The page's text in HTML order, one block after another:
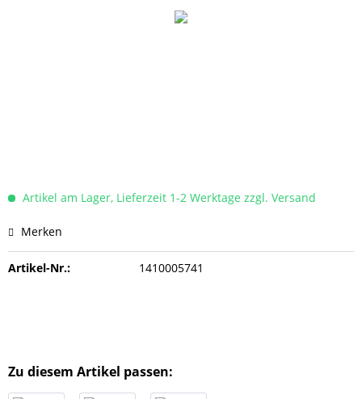
Artikel am Lager, Lieferzeit 1-2 Werktage zzgl. Versand
Merken
Artikel-Nr.: 1410005741
Zu diesem Artikel passen: